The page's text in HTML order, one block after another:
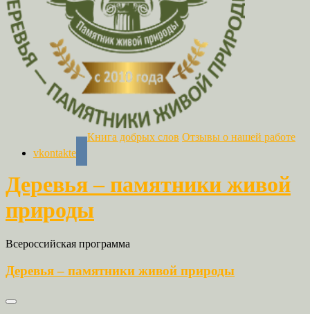
vkontakte
Книга добрых слов Отзывы о нашей работе
Деревья – памятники живой
природы
Всероссийская программа
Деревья – памятники живой природы